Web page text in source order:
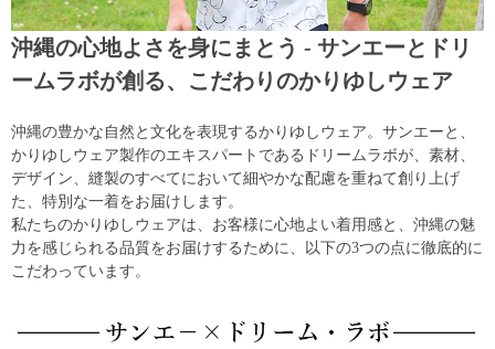
沖縄の心地よさを身にまとう - サンエーとドリ
ームラボが創る、こだわりのかりゆしウェア
沖縄の豊かな自然と文化を表現するかりゆしウェア。サンエーと、
かりゆしウェア製作のエキスパートであるドリームラボが、素材、
デザイン、縫製のすべてにおいて細やかな配慮を重ねて創り上げ
た、特別な一着をお届けします。
私たちのかりゆしウェアは、お客様に心地よい着用感と、沖縄の魅
力を感じられる品質をお届けするために、以下の3つの点に徹底的に
こだわっています。